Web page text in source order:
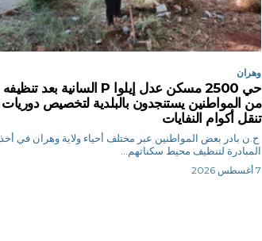
وهران
حي 2500 مسكن عدل إيلوا P السانية بعد تنظيفه
من المواطنين يستنجدون بالبلدية لتخصيص دوريات
تنقل أكوام النفايات
ح.ن بادر بعض المواطنين عبر مختلف أحياء ولاية وهران في أخذ
المبادرة لتنظيف محيط سكناتهم...
7 أغسطس 2026